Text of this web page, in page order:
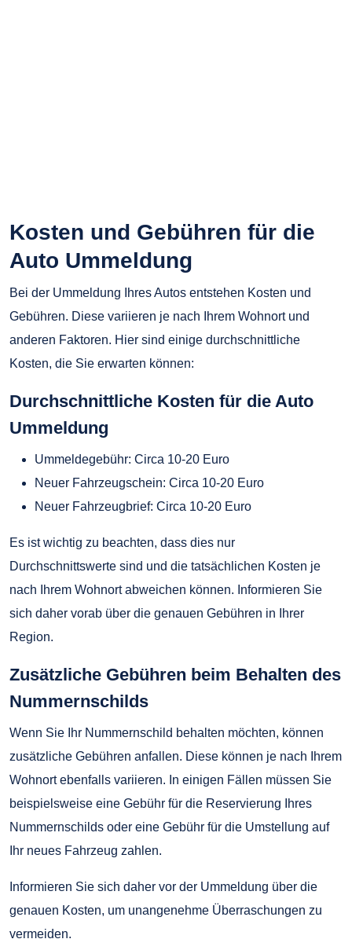
Kosten und Gebühren für die
Auto Ummeldung
Bei der Ummeldung Ihres Autos entstehen Kosten und
Gebühren. Diese variieren je nach Ihrem Wohnort und
anderen Faktoren. Hier sind einige durchschnittliche
Kosten, die Sie erwarten können:
Durchschnittliche Kosten für die Auto
Ummeldung
Ummeldegebühr: Circa 10-20 Euro
Neuer Fahrzeugschein: Circa 10-20 Euro
Neuer Fahrzeugbrief: Circa 10-20 Euro
Es ist wichtig zu beachten, dass dies nur
Durchschnittswerte sind und die tatsächlichen Kosten je
nach Ihrem Wohnort abweichen können. Informieren Sie
sich daher vorab über die genauen Gebühren in Ihrer
Region.
Zusätzliche Gebühren beim Behalten des
Nummernschilds
Wenn Sie Ihr Nummernschild behalten möchten, können
zusätzliche Gebühren anfallen. Diese können je nach Ihrem
Wohnort ebenfalls variieren. In einigen Fällen müssen Sie
beispielsweise eine Gebühr für die Reservierung Ihres
Nummernschilds oder eine Gebühr für die Umstellung auf
Ihr neues Fahrzeug zahlen.
Informieren Sie sich daher vor der Ummeldung über die
genauen Kosten, um unangenehme Überraschungen zu
vermeiden.